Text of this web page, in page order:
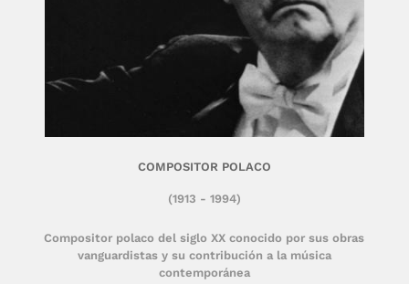
Compositor polaco del siglo XX conocido por sus obras
vanguardistas y su contribución a la música
contemporánea
(1913 - 1994)
COMPOSITOR POLACO